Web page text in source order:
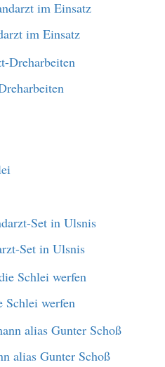
im Einsatz
Set in Ulsnis
Schlei werfen
alias Gunter Schoß